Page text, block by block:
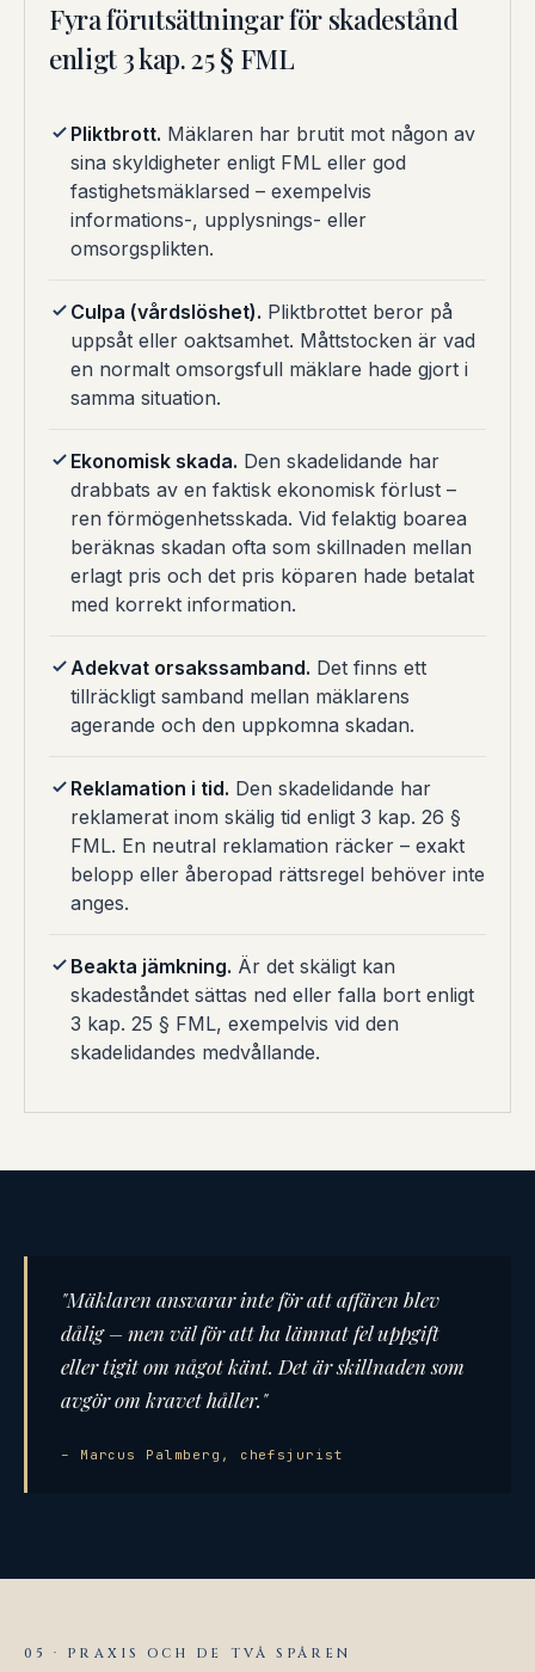
Fyra förutsättningar för skadestånd
enligt 3 kap. 25 § FML
Pliktbrott. Mäklaren har brutit mot någon av
sina skyldigheter enligt FML eller god
fastighetsmäklarsed – exempelvis
informations-, upplysnings- eller
omsorgsplikten.
Culpa (vårdslöshet). Pliktbrottet beror på
uppsåt eller oaktsamhet. Måttstocken är vad
en normalt omsorgsfull mäklare hade gjort i
samma situation.
Ekonomisk skada. Den skadelidande har
drabbats av en faktisk ekonomisk förlust –
ren förmögenhetsskada. Vid felaktig boarea
beräknas skadan ofta som skillnaden mellan
erlagt pris och det pris köparen hade betalat
med korrekt information.
Adekvat orsakssamband. Det finns ett
tillräckligt samband mellan mäklarens
agerande och den uppkomna skadan.
Reklamation i tid. Den skadelidande har
reklamerat inom skälig tid enligt 3 kap. 26 §
FML. En neutral reklamation räcker – exakt
belopp eller åberopad rättsregel behöver inte
anges.
Beakta jämkning. Är det skäligt kan
skadeståndet sättas ned eller falla bort enligt
3 kap. 25 § FML, exempelvis vid den
skadelidandes medvållande.
"Mäklaren ansvarar inte för att affären blev
dålig – men väl för att ha lämnat fel uppgift
eller tigit om något känt. Det är skillnaden som
avgör om kravet håller."
– Marcus Palmberg, chefsjurist
05 · PRAXIS OCH DE TVÅ SPÅREN